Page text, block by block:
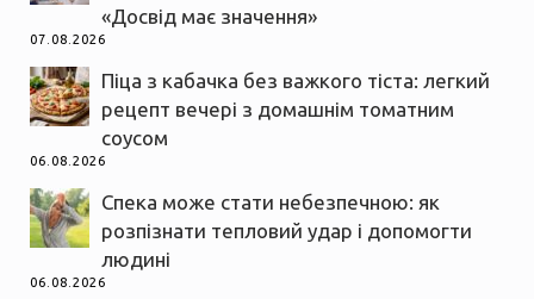
«Досвід має значення»
07.08.2026
Піца з кабачка без важкого тіста: легкий
рецепт вечері з домашнім томатним
соусом
06.08.2026
Спека може стати небезпечною: як
розпізнати тепловий удар і допомогти
людині
06.08.2026